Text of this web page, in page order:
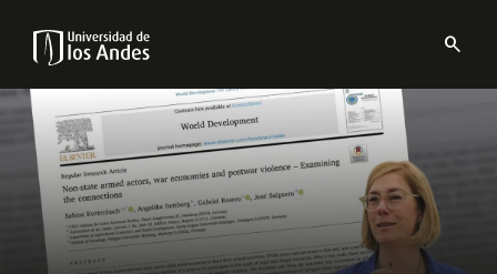
contenido
principal
Navbar
search